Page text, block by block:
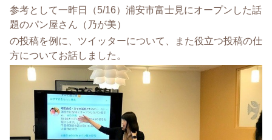
参考として一昨日（5/16）浦安市富士見にオープンした話
題のパン屋さん（乃が美）
の投稿を例に、ツイッターについて、また役立つ投稿の仕
方についてお話しました。